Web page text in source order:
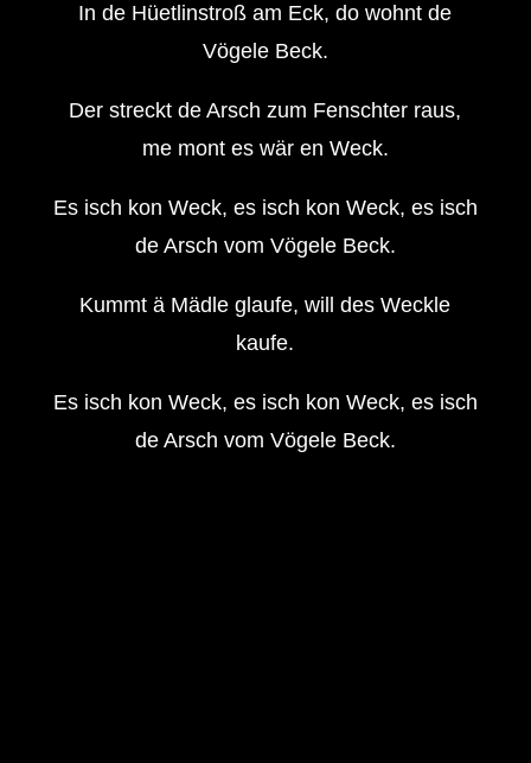
In de Hüetlinstroß am Eck, do wohnt de
Vögele Beck.
Der streckt de Arsch zum Fenschter raus,
me mont es wär en Weck.
Es isch kon Weck, es isch kon Weck, es isch
de Arsch vom Vögele Beck.
Kummt ä Mädle glaufe, will des Weckle
kaufe.
Es isch kon Weck, es isch kon Weck, es isch
de Arsch vom Vögele Beck.